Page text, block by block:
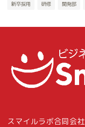
新卒採用 研修 開発部
スマイルラボ合同会社